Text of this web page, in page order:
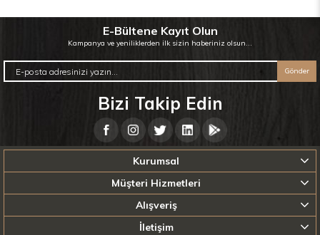
E-Bültene Kayıt Olun
Kampanya ve yeniliklerden ilk sizin haberiniz olsun...
Gönder
Bizi Takip Edin
Kurumsal
Müşteri Hizmetleri
Alışveriş
İletişim